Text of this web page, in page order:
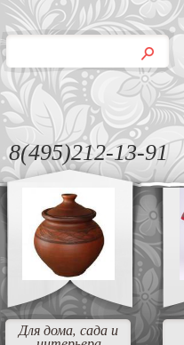
8(495)212-13-91
Для дома, сада и